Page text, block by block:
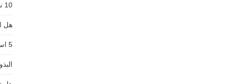
10 نباتات صديقة للحيوانات الأليفة
هل
5 استخدامات زيت جوز الهند للكلاب